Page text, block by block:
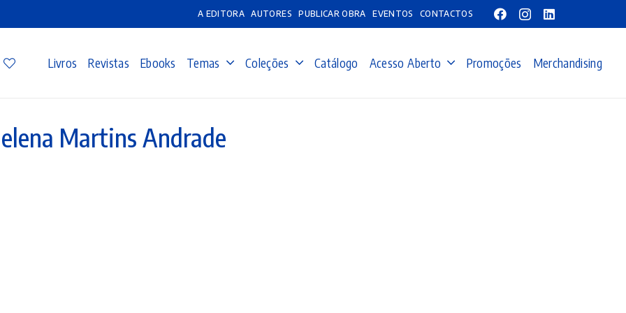
A EDITORA AUTORES PUBLICAR OBRA EVENTOS CONTACTOS
Livros Revistas Ebooks Temas Coleções Catálogo Acesso Aberto Promoções Merchandising
Martins Andrade